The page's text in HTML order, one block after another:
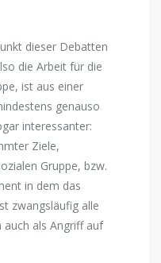
dieser Debatten
die Arbeit für die
ist aus einer
genauso
interessanter:
Ziele,
Gruppe, bzw.
in dem das
zwangsläufig alle
auch als Angriff auf